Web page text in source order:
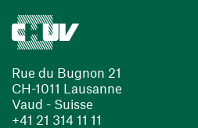
Rue du Bugnon 21
CH-1011 Lausanne
Vaud - Suisse
+41 21 314 11 11